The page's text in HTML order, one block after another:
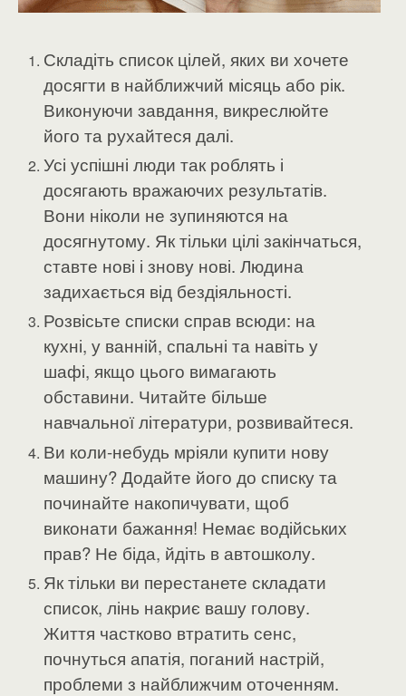
Складіть список цілей, яких ви хочете
досягти в найближчий місяць або рік.
Виконуючи завдання, викреслюйте
його та рухайтеся далі.
Усі успішні люди так роблять і
досягають вражаючих результатів.
Вони ніколи не зупиняются на
досягнутому. Як тільки цілі закінчаться,
ставте нові і знову нові. Людина
задихається від бездіяльності.
Розвісьте списки справ всюди: на
кухні, у ванній, спальні та навіть у
шафі, якщо цього вимагають
обставини. Читайте більше
навчальної літератури, розвивайтеся.
Ви коли-небудь мріяли купити нову
машину? Додайте його до списку та
починайте накопичувати, щоб
виконати бажання! Немає водійських
прав? Не біда, йдіть в автошколу.
Як тільки ви перестанете складати
список, лінь накриє вашу голову.
Життя частково втратить сенс,
почнуться апатія, поганий настрій,
проблеми з найближчим оточенням.